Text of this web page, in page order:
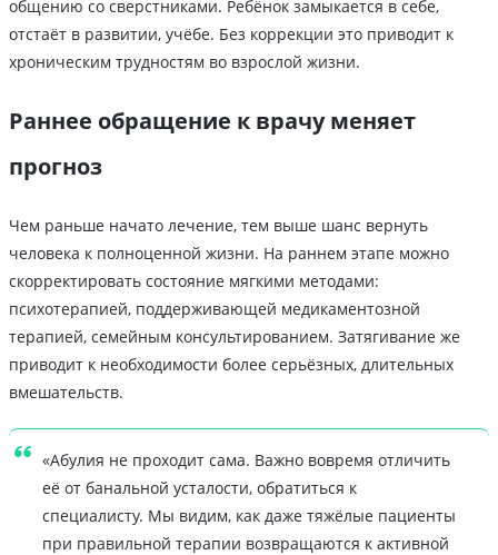
общению со сверстниками. Ребёнок замыкается в себе,
отстаёт в развитии, учёбе. Без коррекции это приводит к
хроническим трудностям во взрослой жизни.
Раннее обращение к врачу меняет
прогноз
Чем раньше начато лечение, тем выше шанс вернуть
человека к полноценной жизни. На раннем этапе можно
скорректировать состояние мягкими методами:
психотерапией, поддерживающей медикаментозной
терапией, семейным консультированием. Затягивание же
приводит к необходимости более серьёзных, длительных
вмешательств.
«Абулия не проходит сама. Важно вовремя отличить
её от банальной усталости, обратиться к
специалисту. Мы видим, как даже тяжёлые пациенты
при правильной терапии возвращаются к активной